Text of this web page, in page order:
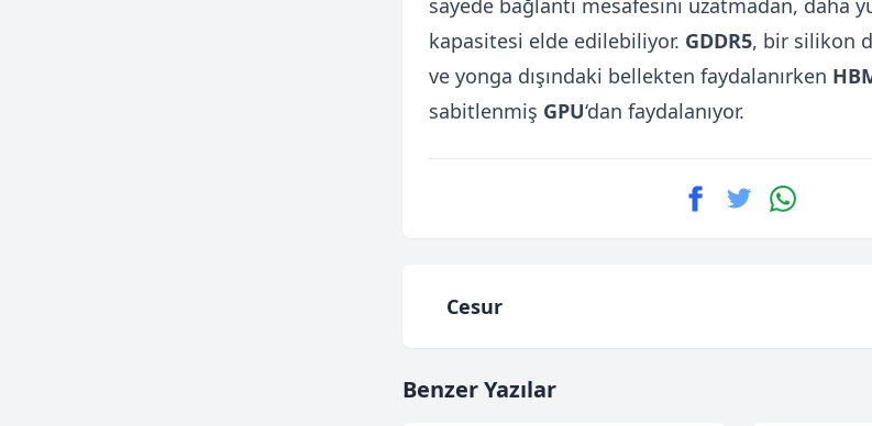
sayede bağlantı mesafesini uzatmadan, daha
kapasitesi elde edilebiliyor. GDDR5, bir silikon
ve yonga dışındaki bellekten faydalanırken
sabitlenmiş GPU‘dan faydalanıyor.
Cesur
Benzer Yazılar